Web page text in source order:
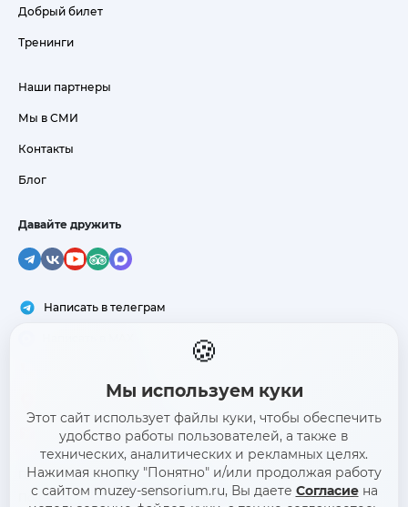
Добрый билет
Тренинги
Наши партнеры
Мы в СМИ
Контакты
Блог
Давайте дружить
Написать в телеграм
Москва, ул. Арбат 17
admin@muzey-sensorium.ru
Политика конфиденциальности
Политика посещения СЕНСОРИУМ
🍪
Мы используем куки
Этот сайт использует файлы куки, чтобы обеспечить
удобство работы пользователей, а также в
технических, аналитических и рекламных целях.
Нажимая кнопку "Понятно" и/или продолжая работу
с сайтом muzey-sensorium.ru, Вы даете Согласиена